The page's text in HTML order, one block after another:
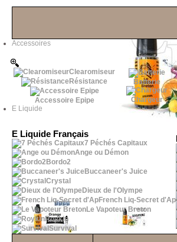
Accessoires
Clearomiseur
Résistance
Accessoire Epipe
Batterie
Chargeur
E Liquide
E Liquide Français
7 Péchés Capitaux
Ange ou Démon
Bordo2
Buccaneer's Juice
Crystal
Dieux de l'Olympe
French Liq-Secret d'Ap
Le Vapoteur Breton
Roykin
Survival